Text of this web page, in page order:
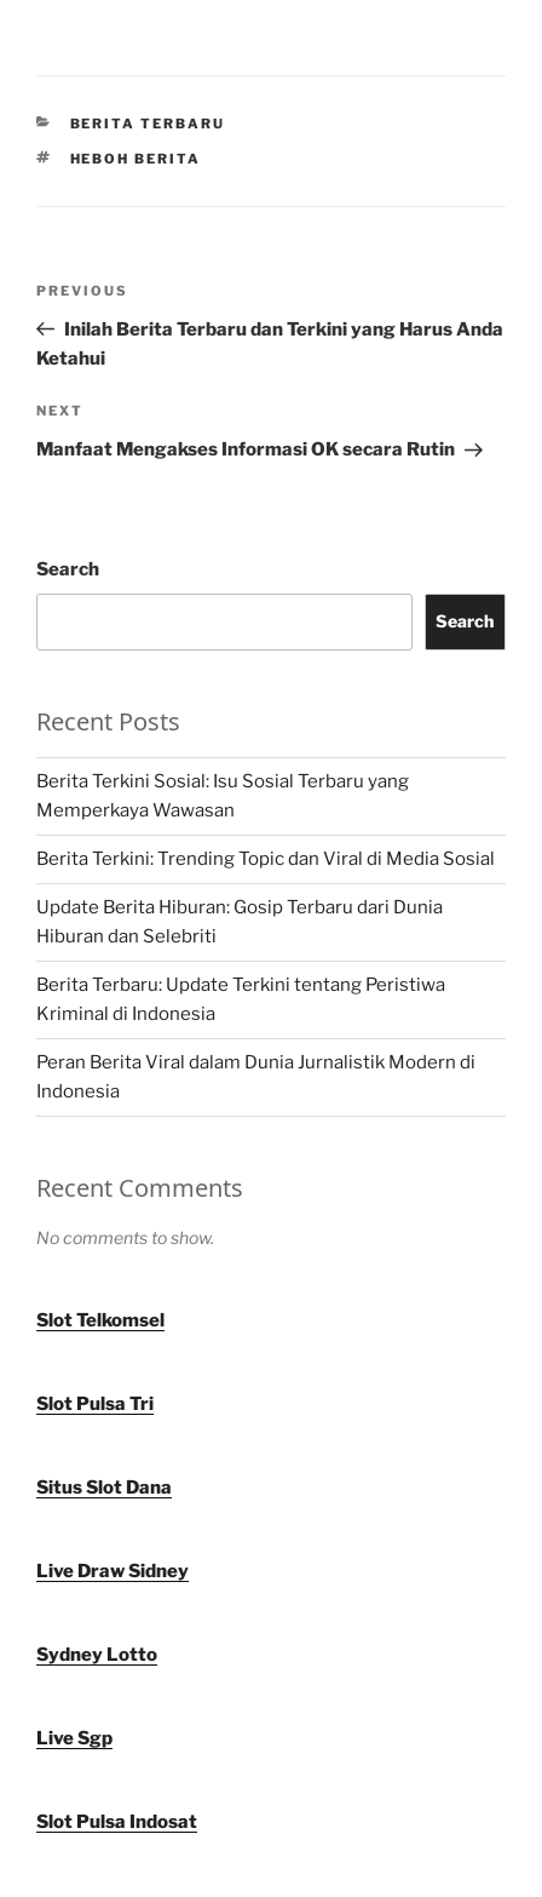
CATEGORIES
BERITA TERBARU
TAGS
HEBOH BERITA
Previous
Post
PREVIOUS
Inilah Berita Terbaru dan Terkini yang Harus Anda
Ketahui
Next
Post
NEXT
Manfaat Mengakses Informasi OK secara Rutin
Search
Search
Recent Posts
Berita Terkini Sosial: Isu Sosial Terbaru yang
Memperkaya Wawasan
Berita Terkini: Trending Topic dan Viral di Media Sosial
Update Berita Hiburan: Gosip Terbaru dari Dunia
Hiburan dan Selebriti
Berita Terbaru: Update Terkini tentang Peristiwa
Kriminal di Indonesia
Peran Berita Viral dalam Dunia Jurnalistik Modern di
Indonesia
Recent Comments
No comments to show.
Slot Telkomsel
Slot Pulsa Tri
Situs Slot Dana
Live Draw Sidney
Sydney Lotto
Live Sgp
Slot Pulsa Indosat